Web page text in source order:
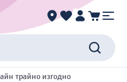
трайно изгодно